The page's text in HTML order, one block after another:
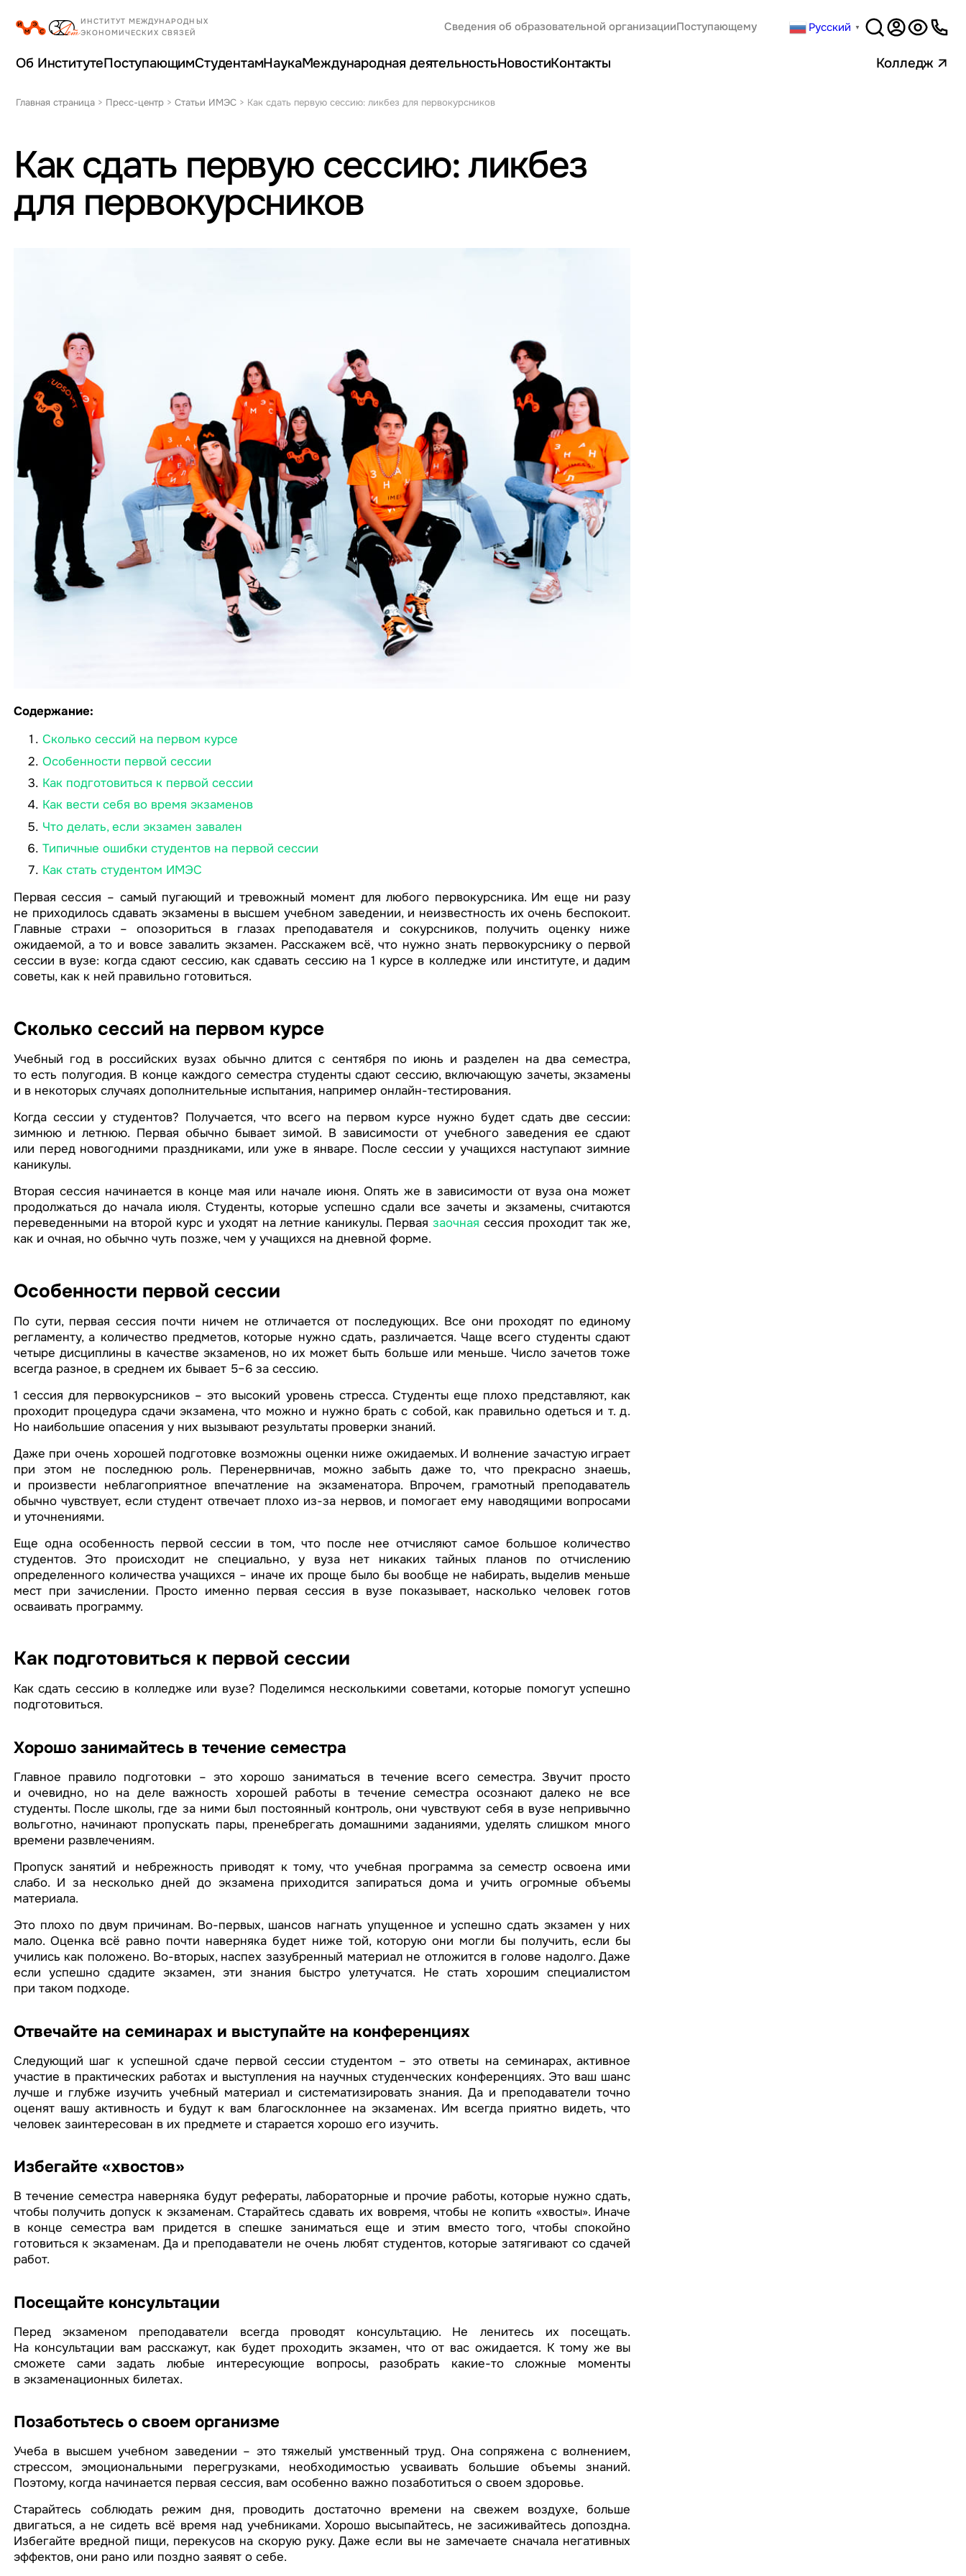
Сведения об образовательной организацииПоступающему Русский ▼
Версия
для
Об ИнститутеПоступающимСтудентамНаукаМеждународная деятельностьНовостиКонтакты Колледж
Главная страница > Пресс-центр >Статьи ИМЭС > Как сдать первую сессию: ликбез для первокурсников
Как сдать первую сессию: ликбез
для первокурсников
Содержание:
Сколько сессий на первом курсе
Особенности первой сессии
Как подготовиться к первой сессии
Как вести себя во время экзаменов
Что делать, если экзамен завален
Типичные ошибки студентов на первой сессии
Как стать студентом ИМЭС
Первая сессия – самый пугающий и тревожный момент для любого первокурсника. Им еще ни разу
не приходилось сдавать экзамены в высшем учебном заведении, и неизвестность их очень беспокоит.
Главные страхи – опозориться в глазах преподавателя и сокурсников, получить оценку ниже
ожидаемой, а то и вовсе завалить экзамен. Расскажем всё, что нужно знать первокурснику о первой
сессии в вузе: когда сдают сессию, как сдавать сессию на 1 курсе в колледже или институте, и дадим
советы, как к ней правильно готовиться.
Сколько сессий на первом курсе
Учебный год в российских вузах обычно длится с сентября по июнь и разделен на два семестра,
то есть полугодия. В конце каждого семестра студенты сдают сессию, включающую зачеты, экзамены
и в некоторых случаях дополнительные испытания, например онлайн-тестирования.
Когда сессии у студентов? Получается, что всего на первом курсе нужно будет сдать две сессии:
зимнюю и летнюю. Первая обычно бывает зимой. В зависимости от учебного заведения ее сдают
или перед новогодними праздниками, или уже в январе. После сессии у учащихся наступают зимние
каникулы.
Вторая сессия начинается в конце мая или начале июня. Опять же в зависимости от вуза она может
продолжаться до начала июля. Студенты, которые успешно сдали все зачеты и экзамены, считаются
переведенными на второй курс и уходят на летние каникулы. Перваязаочная сессия проходит так же,
как и очная, но обычно чуть позже, чем у учащихся на дневной форме.
Особенности первой сессии
По сути, первая сессия почти ничем не отличается от последующих. Все они проходят по единому
регламенту, а количество предметов, которые нужно сдать, различается. Чаще всего студенты сдают
четыре дисциплины в качестве экзаменов, но их может быть больше или меньше. Число зачетов тоже
всегда разное, в среднем их бывает 5–6 за сессию.
1 сессия для первокурсников – это высокий уровень стресса. Студенты еще плохо представляют, как
проходит процедура сдачи экзамена, что можно и нужно брать с собой, как правильно одеться и т. д.
Но наибольшие опасения у них вызывают результаты проверки знаний.
Даже при очень хорошей подготовке возможны оценки ниже ожидаемых. И волнение зачастую играет
при этом не последнюю роль. Перенервничав, можно забыть даже то, что прекрасно знаешь,
и произвести неблагоприятное впечатление на экзаменатора. Впрочем, грамотный преподаватель
обычно чувствует, если студент отвечает плохо из-за нервов, и помогает ему наводящими вопросами
и уточнениями.
Еще одна особенность первой сессии в том, что после нее отчисляют самое большое количество
студентов. Это происходит не специально, у вуза нет никаких тайных планов по отчислению
определенного количества учащихся – иначе их проще было бы вообще не набирать, выделив меньше
мест при зачислении. Просто именно первая сессия в вузе показывает, насколько человек готов
осваивать программу.
Как подготовиться к первой сессии
Как сдать сессию в колледже или вузе? Поделимся несколькими советами, которые помогут успешно
подготовиться.
Хорошо занимайтесь в течение семестра
Главное правило подготовки – это хорошо заниматься в течение всего семестра. Звучит просто
и очевидно, но на деле важность хорошей работы в течение семестра осознают далеко не все
студенты. После школы, где за ними был постоянный контроль, они чувствуют себя в вузе непривычно
вольготно, начинают пропускать пары, пренебрегать домашними заданиями, уделять слишком много
времени развлечениям.
Пропуск занятий и небрежность приводят к тому, что учебная программа за семестр освоена ими
слабо. И за несколько дней до экзамена приходится запираться дома и учить огромные объемы
материала.
Это плохо по двум причинам. Во-первых, шансов нагнать упущенное и успешно сдать экзамен у них
мало. Оценка всё равно почти наверняка будет ниже той, которую они могли бы получить, если бы
учились как положено. Во-вторых, наспех зазубренный материал не отложится в голове надолго. Даже
если успешно сдадите экзамен, эти знания быстро улетучатся. Не стать хорошим специалистом
при таком подходе.
Отвечайте на семинарах и выступайте на конференциях
Следующий шаг к успешной сдаче первой сессии студентом – это ответы на семинарах, активное
участие в практических работах и выступления на научных студенческих конференциях. Это ваш шанс
лучше и глубже изучить учебный материал и систематизировать знания. Да и преподаватели точно
оценят вашу активность и будут к вам благосклоннее на экзаменах. Им всегда приятно видеть, что
человек заинтересован в их предмете и старается хорошо его изучить.
Избегайте «хвостов»
В течение семестра наверняка будут рефераты, лабораторные и прочие работы, которые нужно сдать,
чтобы получить допуск к экзаменам. Старайтесь сдавать их вовремя, чтобы не копить «хвосты». Иначе
в конце семестра вам придется в спешке заниматься еще и этим вместо того, чтобы спокойно
готовиться к экзаменам. Да и преподаватели не очень любят студентов, которые затягивают со сдачей
работ.
Посещайте консультации
Перед экзаменом преподаватели всегда проводят консультацию. Не ленитесь их посещать.
На консультации вам расскажут, как будет проходить экзамен, что от вас ожидается. К тому же вы
сможете сами задать любые интересующие вопросы, разобрать какие-то сложные моменты
в экзаменационных билетах.
Позаботьтесь о своем организме
Учеба в высшем учебном заведении – это тяжелый умственный труд. Она сопряжена с волнением,
стрессом, эмоциональными перегрузками, необходимостью усваивать большие объемы знаний.
Поэтому, когда начинается первая сессия, вам особенно важно позаботиться о своем здоровье.
Старайтесь соблюдать режим дня, проводить достаточно времени на свежем воздухе, больше
двигаться, а не сидеть всё время над учебниками. Хорошо высыпайтесь, не засиживайтесь допоздна.
Избегайте вредной пищи, перекусов на скорую руку. Даже если вы не замечаете сначала негативных
эффектов, они рано или поздно заявят о себе.